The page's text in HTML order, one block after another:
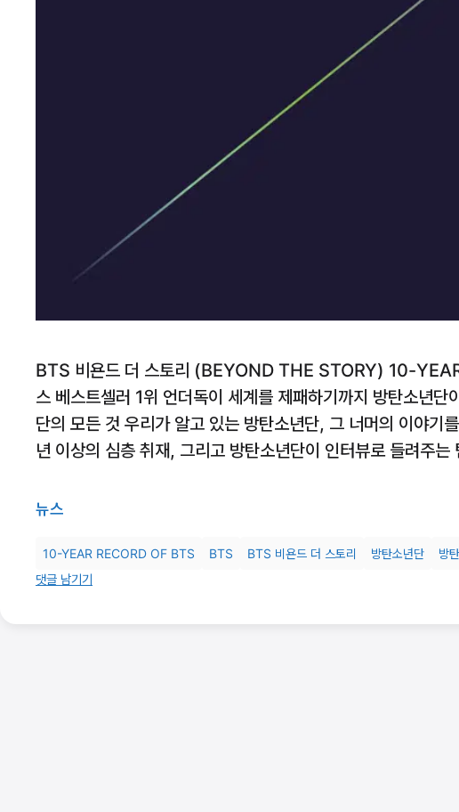
BTS 비욘드 더 스토리 (BEYOND THE STORY) 10-
스 베스트셀러 1위 언더독이 세계를 제패하기까지 방탄소년
단의 모든 것 우리가 알고 있는 방탄소년단, 그 너머의 이야기
년 이상의 심층 취재, 그리고 방탄소년단이 인터뷰로 들려주는
뉴스
10-YEAR RECORD OF BTS BTS BTS 비욘드 더 스토리 방탄소년단 방
댓글 남기기